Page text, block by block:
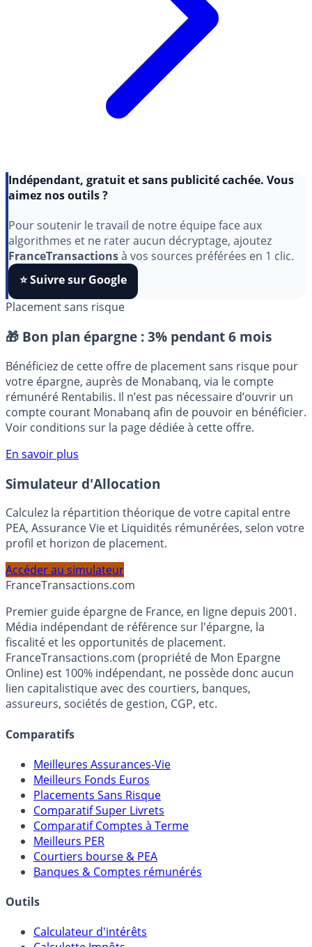
aimez nos outils ?
Pour soutenir le travail de notre équipe face aux
algorithmes et ne rater aucun décryptage, ajoutez
FranceTransactionsà vos sources préférées en 1 clic.
⭐️ Suivre sur Google
Placement sans risque
🎁 Bon plan épargne : 3% pendant 6 mois
Bénéficiez de cette offre de placement sans risque pour
votre épargne, auprès de Monabanq, via le compte
rémunéré Rentabilis. Il n’est pas nécessaire d’ouvrir un
Voir conditions sur la page dédiée à cette offre.
En savoir plus
Simulateur d'Allocation
Calculez la répartition théorique de votre capital entre
profil et horizon de placement.
FranceTransactions.com
Premier guide épargne de France, en ligne depuis 2001.
Média indépendant de référence sur l'épargne, la
fiscalité et les opportunités de placement.
FranceTransactions.com (propriété de Mon Epargne
Online) est 100% indépendant, ne possède donc aucun
assureurs, sociétés de gestion, CGP, etc.
Comparatifs
Meilleures Assurances-Vie
Meilleurs Fonds Euros
Placements Sans Risque
Comparatif Super Livrets
Comparatif Comptes à Terme
Meilleurs PER
Banques & Comptes rémunérés
Outils